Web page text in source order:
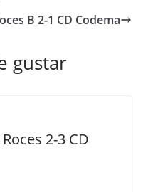
B 2-1 CD Codema
gustar
2-3 CD